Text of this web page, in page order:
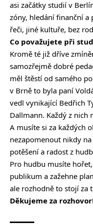
asi začátky studií v
zóny, hledání finanční a
řeči, jiné kultuře, bez
Co považujete při
Kromě té již dříve
samozřejmě dobré
měl štěstí od samého
v Brně to byla paní
vedl vynikající Bedřich
Dallmann. Každý z nich
A musíte si za každých
nezapomenout nikdy
potěšení a radost z
Pro hudbu musíte
publikum a zažehne
ale rozhodně to stojí za
Děkujeme za